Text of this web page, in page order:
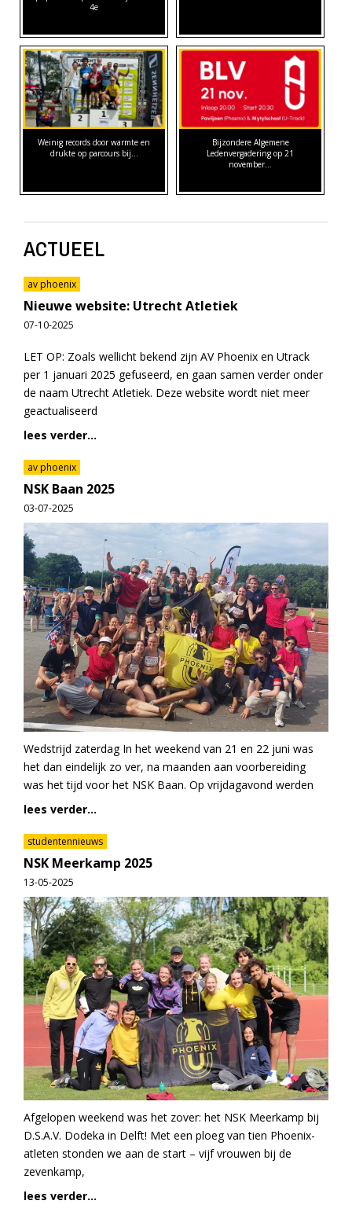
4e
Weinig records door warmte en
drukte op parcours bij…
Bijzondere Algemene
Ledenvergadering op 21
november…
ACTUEEL
av phoenix
Nieuwe website: Utrecht Atletiek
07-10-2025
LET OP: Zoals wellicht bekend zijn AV Phoenix en Utrack
per 1 januari 2025 gefuseerd, en gaan samen verder onder
de naam Utrecht Atletiek. Deze website wordt niet meer
geactualiseerd
lees verder...
av phoenix
NSK Baan 2025
03-07-2025
Wedstrijd zaterdag In het weekend van 21 en 22 juni was
het dan eindelijk zo ver, na maanden aan voorbereiding
was het tijd voor het NSK Baan. Op vrijdagavond werden
lees verder...
studentennieuws
NSK Meerkamp 2025
13-05-2025
Afgelopen weekend was het zover: het NSK Meerkamp bij
D.S.A.V. Dodeka in Delft! Met een ploeg van tien Phoenix-
atleten stonden we aan de start – vijf vrouwen bij de
zevenkamp,
lees verder...